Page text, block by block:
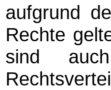
aufgrund
Rechte
sind